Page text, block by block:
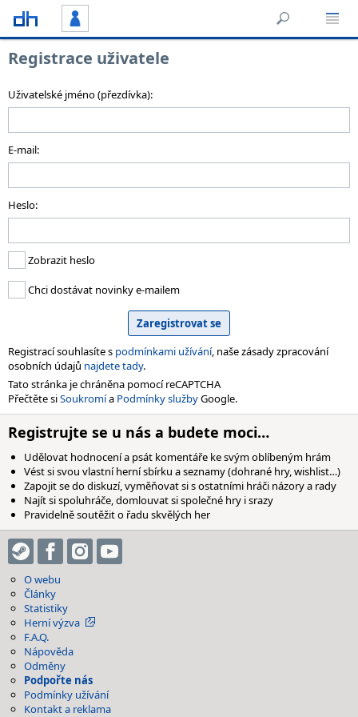
Registrace uživatele
Uživatelské jméno (přezdívka):
E-mail:
Heslo:
Zobrazit heslo
Chci dostávat novinky e-mailem
Registrací souhlasíte s podmínkami užívání, naše zásady zpracování
osobních údajů najdete tady.
Tato stránka je chráněna pomocí reCAPTCHA
Přečtěte siSoukromía Podmínky službyGoogle.
Registrujte se u nás a budete moci…
Udělovat hodnocení a psát komentáře ke svým oblíbeným hrám
Vést si svou vlastní herní sbírku a seznamy (dohrané hry, wishlist…)
Zapojit se do diskuzí, vyměňovat si s ostatními hráči názory a rady
Najít si spoluhráče, domlouvat si společné hry i srazy
Pravidelně soutěžit o řadu skvělých her
O webu
Články
Statistiky
Herní výzva
F.A.Q.
Nápověda
Odměny
Podpořte nás
Podmínky užívání
Kontakt a reklama